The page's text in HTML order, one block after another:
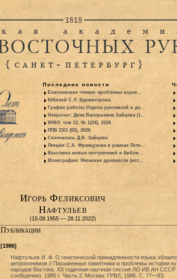
Последние новости
Елисеевские чтения: проблемы корее...
Юбилей С.Л. Бурмистрова
График работы Отдела рукописей и до...
Некролог: Дина Валерьевна Зайцева (1...
WMO: том 12, № 1(24), 2026
ППВ 23/2 (65), 2026
Скончалась Д.В. Зайцева
Лекции С.А. Французова в рамках Летн...
Выставка новых поступлений в Библи...
Монография: Японские древности (ист...
Игорь Феликсович
Нафтульев
(15.08.1955 — 28.11.2022)
Публикации
[1986]
Нафтульев И. Ф. О генетической принадлежности языка
антропонимов // Письменные памятники и проблемы истории
народов Востока. XX годичная научная сессия ЛО ИВ АН СССР
сообщения). 1985 г. Часть 2. Москва: ГРВЛ, 1986. С. 77—83.